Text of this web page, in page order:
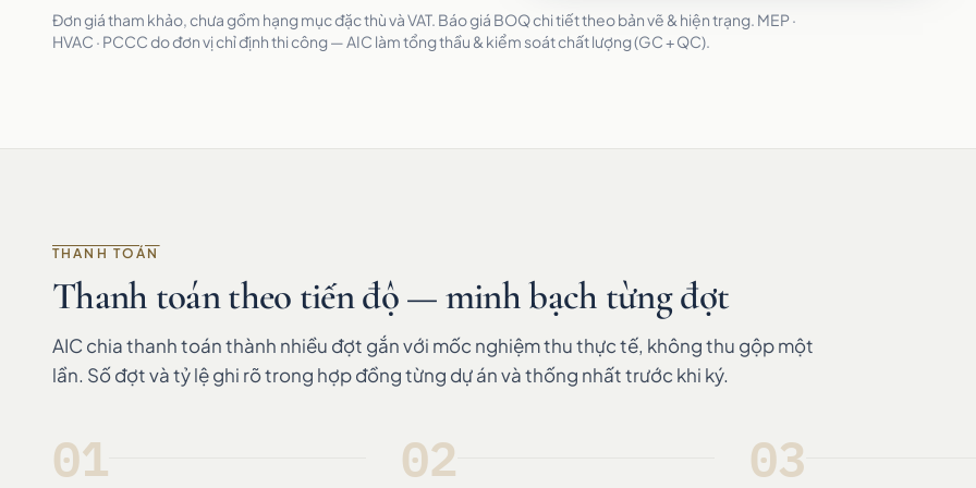
Đơn giá tham khảo, chưa gồm hạng mục đặc thù và VAT. Báo giá BOQ chi tiết theo bản vẽ & hiện trạng. MEP ·
HVAC · PCCC do đơn vị chỉ định thi công — AIC làm tổng thầu & kiểm soát chất lượng (GC + QC).
THANH TOÁN
Thanh toán theo tiến độ — minh bạch từng đợt
AIC chia thanh toán thành nhiều đợt gắn với mốc nghiệm thu thực tế, không thu gộp một
lần. Số đợt và tỷ lệ ghi rõ trong hợp đồng từng dự án và thống nhất trước khi ký.
01 02 03